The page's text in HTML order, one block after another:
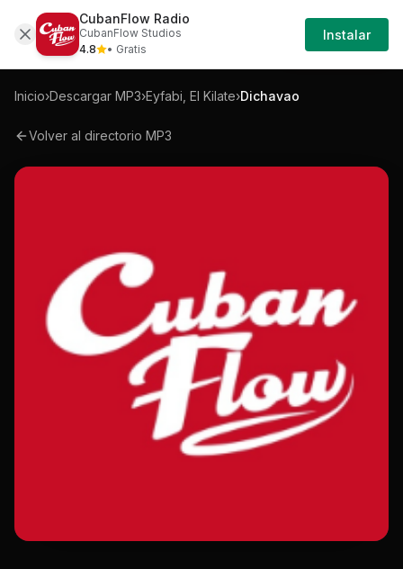
Mp3 Eyfabi-el-kilate-dichavao-mp3
Iniciar
Sesión
Inicio›Descargar MP3›Eyfabi, El Kilate›Dichavao
Volver al directorio MP3
CubanFlow Radio
CubanFlow Studios
4.8
• Gratis
Instalar